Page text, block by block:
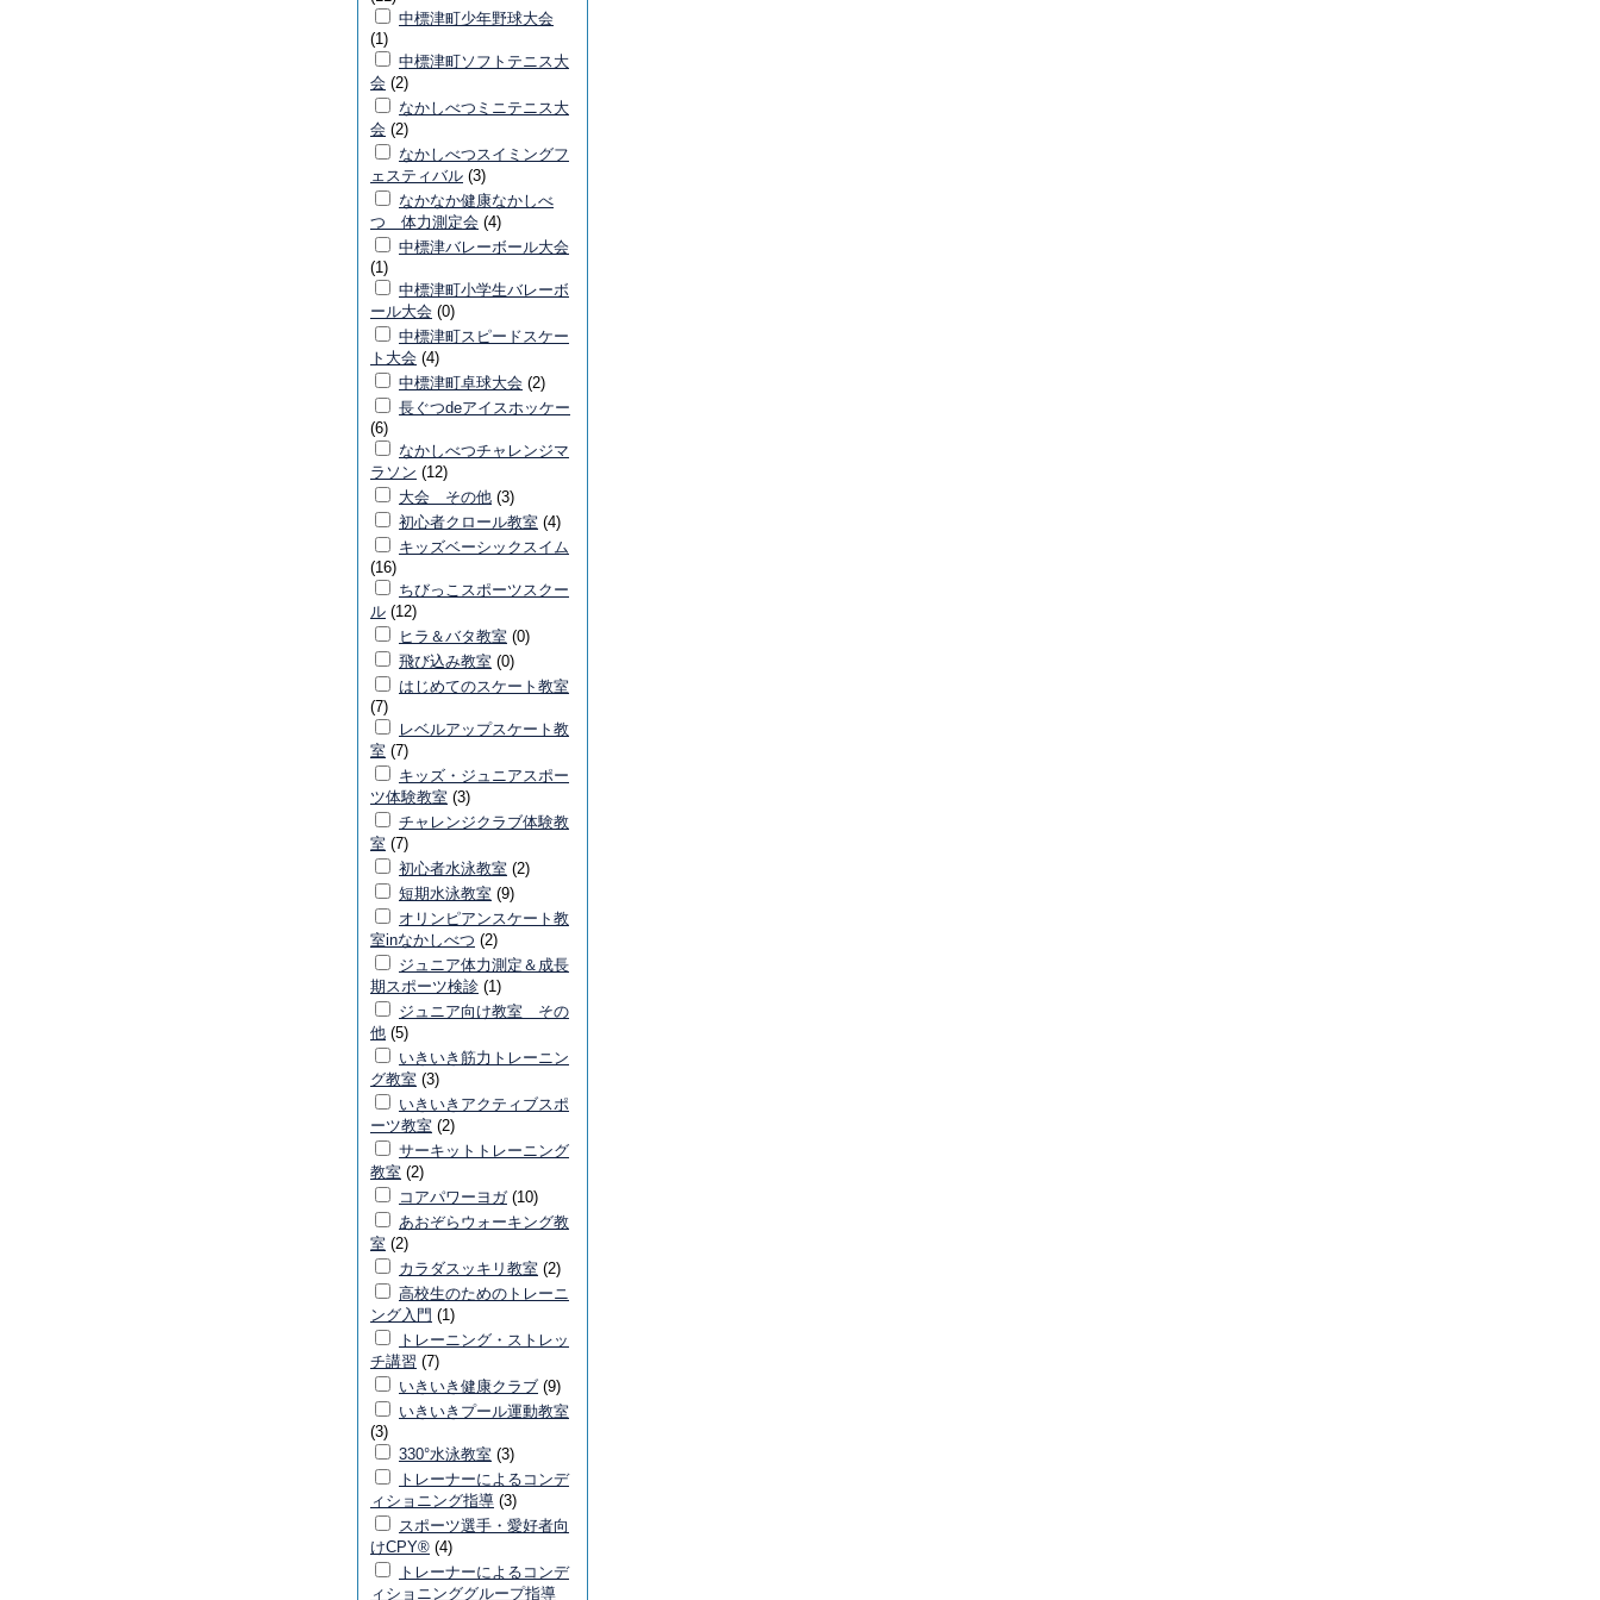
中標津町少年野球大会
(1)
中標津町ソフトテニス大
会 (2)
なかしべつミニテニス大
会 (2)
なかしべつスイミングフ
ェスティバル (3)
なかなか健康なかしべ
つ 体力測定会 (4)
中標津バレーボール大会
(1)
中標津町小学生バレーボ
ール大会 (0)
中標津町スピードスケー
ト大会 (4)
中標津町卓球大会 (2)
長ぐつdeアイスホッケー
(6)
なかしべつチャレンジマ
ラソン (12)
大会 その他 (3)
初心者クロール教室 (4)
キッズベーシックスイム
(16)
ちびっこスポーツスクー
ル (12)
ヒラ＆バタ教室 (0)
飛び込み教室 (0)
はじめてのスケート教室
(7)
レベルアップスケート教
室 (7)
キッズ・ジュニアスポー
ツ体験教室 (3)
チャレンジクラブ体験教
室 (7)
初心者水泳教室 (2)
短期水泳教室 (9)
オリンピアンスケート教
室inなかしべつ (2)
ジュニア体力測定＆成長
期スポーツ検診 (1)
ジュニア向け教室 その
他 (5)
いきいき筋力トレーニン
グ教室 (3)
いきいきアクティブスポ
ーツ教室 (2)
サーキットトレーニング
教室 (2)
コアパワーヨガ(10)
あおぞらウォーキング教
室 (2)
カラダスッキリ教室 (2)
高校生のためのトレーニ
ング入門 (1)
トレーニング・ストレッ
チ講習 (7)
いきいき健康クラブ (9)
いきいきプール運動教室
(3)
330°水泳教室 (3)
トレーナーによるコンデ
ィショニング指導 (3)
スポーツ選手・愛好者向
けCPY® (4)
トレーナーによるコンデ
ィショニンググループ指導